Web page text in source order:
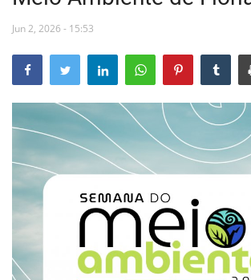
Secretarias e Órgãos
Mural de Licitações
Vídeos
Webmail
Jun 2, 2026 - 15:53